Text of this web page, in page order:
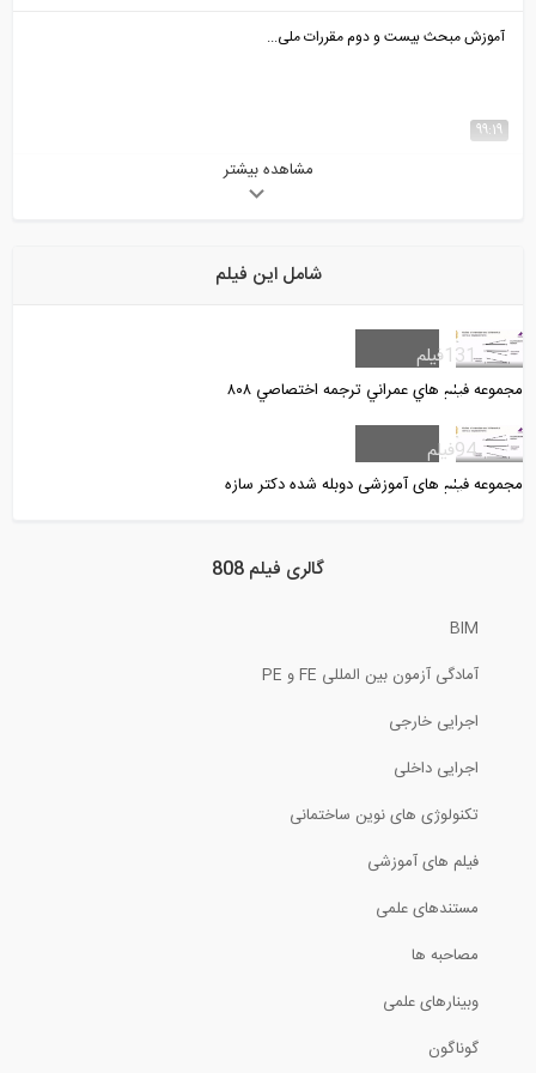
99:19
آموزش مبحث بیست و دوم مقررات ملی...
بخشی از فیلم آموزشی مدلسازی اطلاعات...
محاسبه دوران مفصل ها در تیرها ۴ (ترجمه...
رسم دیاگرام برش و لنگر یک تیر تحت بار...
مشاهده بیشتر
شامل این فیلم
مجموعه فيلم هاي عمراني ترجمه اختصاصي ٨٠٨
131فیلم
مجموعه فیلم های آموزشی دوبله شده دکتر سازه
94فیلم
گالری فیلم 808
BIM
آمادگی آزمون بین المللی FE و PE
اجرایی خارجی
اجرایی داخلی
تکنولوژی های نوین ساختمانی
فیلم های آموزشی
مستندهای علمی
مصاحبه ها
وبینارهای علمی
گوناگون